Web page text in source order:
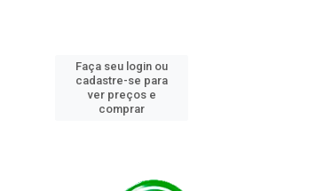
Faça seu login ou
cadastre-se para
ver preços e
comprar